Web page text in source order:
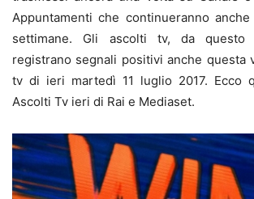
Appuntamenti che continueranno
settimane. Gli ascolti tv, da
registrano segnali positivi anche questa
tv di ieri martedì 11 luglio 2017. Ecco
Ascolti Tv ieri di Rai e Mediaset.